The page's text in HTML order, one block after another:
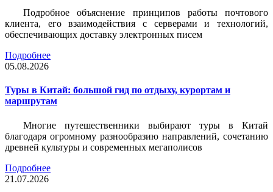
Подробное объяснение принципов работы почтового
клиента, его взаимодействия с серверами и технологий,
обеспечивающих доставку электронных писем
Подробнее
05.08.2026
Туры в Китай: большой гид по отдыху, курортам и
маршрутам
Многие путешественники выбирают туры в Китай
благодаря огромному разнообразию направлений, сочетанию
древней культуры и современных мегаполисов
Подробнее
21.07.2026